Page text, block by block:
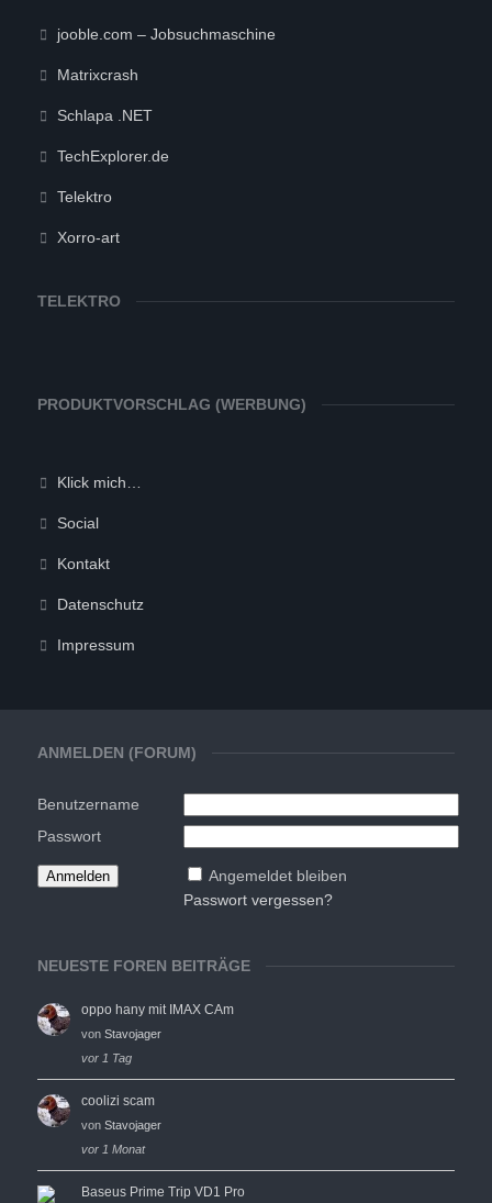
ANMELDEN (FORUM)
Benutzername
Passwort
Angemeldet bleiben
Passwort vergessen?
NEUESTE FOREN BEITRÄGE
oppo hany mit IMAX CAm
von Stavojager
vor 1 Tag
coolizi scam
von Stavojager
vor 1 Monat
Baseus Prime Trip VD1 Pro
jooble.com – Jobsuchmaschine
Matrixcrash
Schlapa .NET
TechExplorer.de
Telektro
Xorro-art
TELEKTRO
PRODUKTVORSCHLAG (WERBUNG)
Klick mich…
Social
Kontakt
Datenschutz
Impressum